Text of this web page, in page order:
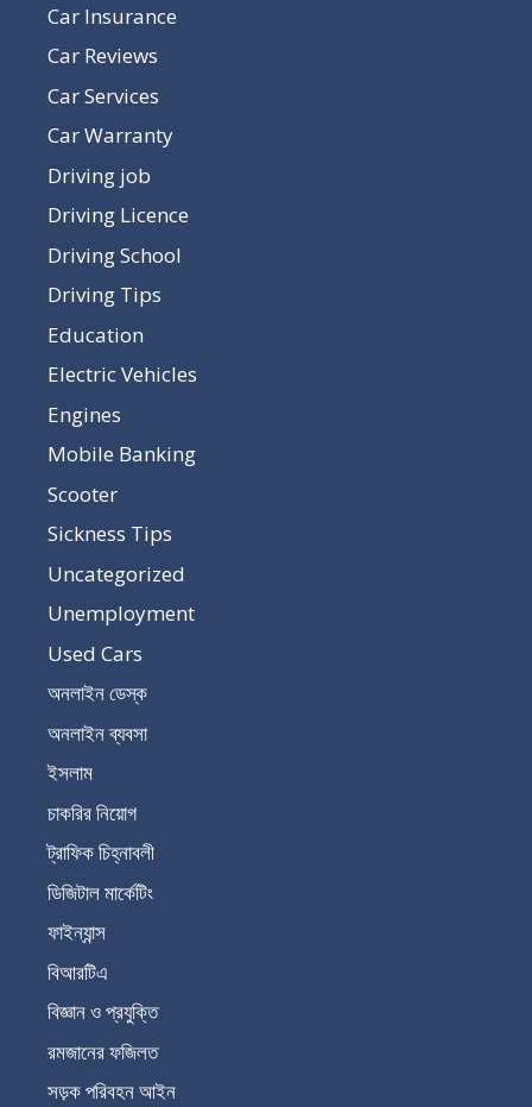
Car Insurance
Car Reviews
Car Services
Car Warranty
Driving job
Driving Licence
Driving School
Driving Tips
Education
Electric Vehicles
Engines
Mobile Banking
Scooter
Sickness Tips
Uncategorized
Unemployment
Used Cars
অনলাইন ডেস্ক
অনলাইন ব্যবসা
ইসলাম
চাকরির নিয়োগ
ট্রাফিক চিহ্নাবলী
ডিজিটাল মার্কেটিং
ফাইন্যান্স
বিআরটিএ
বিজ্ঞান ও প্রযুক্তি
রমজানের ফজিলত
সড়ক পরিবহন আইন